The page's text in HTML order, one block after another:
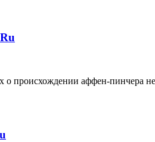
происхождении аффен-пинчера